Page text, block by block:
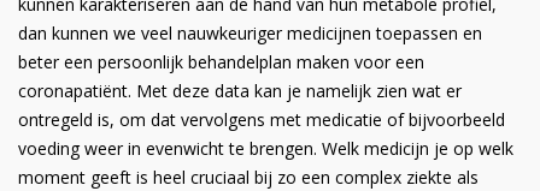
dan kunnen we veel nauwkeuriger medicijnen toepassen en
beter een persoonlijk behandelplan maken voor een
coronapatiënt. Met deze data kan je namelijk zien wat er
ontregeld is, om dat vervolgens met medicatie of bijvoorbeeld
voeding weer in evenwicht te brengen. Welk medicijn je op welk
moment geeft is heel cruciaal bij zo een complex ziekte als